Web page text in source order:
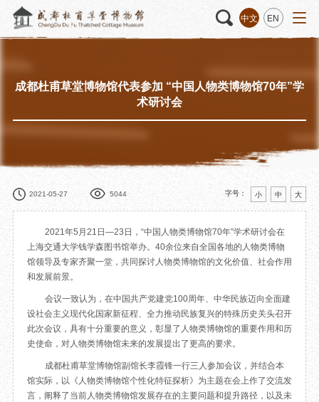
中文 EN
请
“人日游草堂”系列文化活动
数字资源
捐赠名录
文创 杜甫草堂文创馆
文创精品
数字文创
草堂艺术中心
景点 正门
大廨
诗史堂
工部祠
少陵草堂碑亭
成都杜甫草堂博物馆代表参加 “中国人物类博物馆70年”学
术研讨会
2021-05-27 5044 字号： 小 中 大
2021年5月21日—23日，“中国人物类博物馆70年”学术研讨会在
上海交通大学钱学森图书馆举办。40余位来自全国各地的人物类博物
馆领导及专家齐聚一堂，共同探讨人物类博物馆的文化价值、社会作用
和发展前景。
会议一致认为，在中国共产党建党100周年、中华民族迈向全面建
设社会主义现代化国家新征程、全力推动民族复兴的特殊历史关头召开
此次会议，具有十分重要的意义，彰显了人物类博物馆的重要作用和历
史使命，对人物类博物馆未来的发展提出了更高的要求。
成都杜甫草堂博物馆副馆长李霞锋一行三人参加会议，并结合本
馆实际，以《人物类博物馆个性化特征探析》为主题在会上作了交流发
言，阐释了当前人物类博物馆发展存在的主要问题和提升路径，以及未